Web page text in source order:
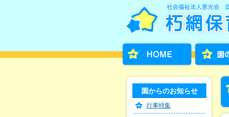
園からのお知らせ
行事特集